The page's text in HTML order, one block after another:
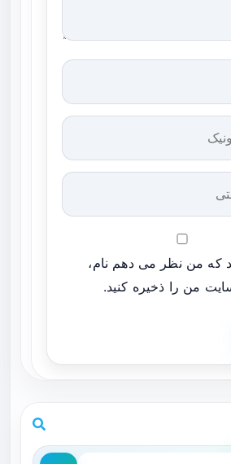
که من نظر می دهم نام،
من را ذخیره کنید.